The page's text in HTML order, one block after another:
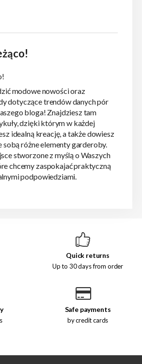
modowe nowości oraz
dotyczące trendów danych pór
bloga! Znajdziesz tam
dzięki którym w każdej
idealną kreację, a także dowiesz
sobą różne elementy garderoby.
stworzone z myślą o Waszych
chcemy zaspokajać praktyczną
podpowiedziami.
Quick returns
Up to 30 days from order
Safe payments
by credit cards